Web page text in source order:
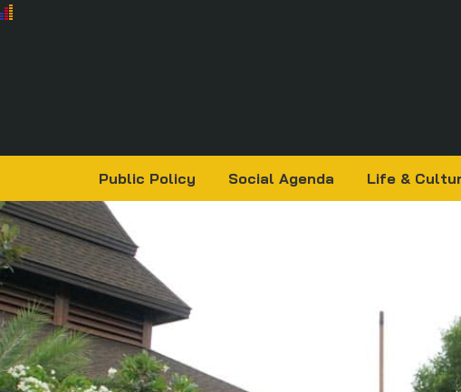
Public Policy Social Agenda Life &